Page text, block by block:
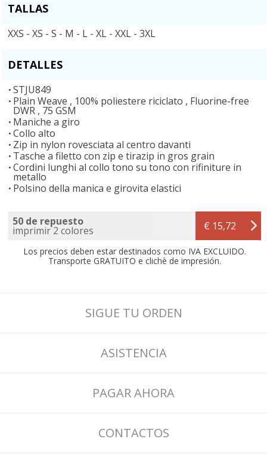
TALLAS
XXS - XS - S - M - L - XL - XXL - 3XL
DETALLES
STJU849
Plain Weave , 100% poliestere riciclato , Fluorine-free
DWR , 75 GSM
Maniche a giro
Collo alto
Zip in nylon rovesciata al centro davanti
Tasche a filetto con zip e tirazip in gros grain
Cordini lunghi al collo tono su tono con rifiniture in
metallo
Polsino della manica e girovita elastici
50 de repuesto
imprimir 2 colores € 15,72
Los precios deben estar destinados como IVA EXCLUIDO.
Transporte GRATUITO e clichè de impresión.
SIGUE TU ORDEN
ASISTENCIA
PAGAR AHORA
CONTACTOS